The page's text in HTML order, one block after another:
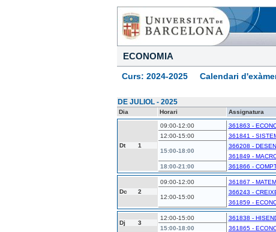
ECONOMIA
Curs: 2024-2025 Calendari
DE JULIOL - 2025
Dia Horari Assignatura
Dt 1
09:00-12:00 361863 -
12:00-15:00
361841 -
15:00-18:00
366208 -
361849 -
18:00-21:00
361866 -
Dc 2
09:00-12:00 361867 -
12:00-15:00
366243 -
361859 -
Dj 3
12:00-15:00 361838 -
15:00-18:00
361865 -